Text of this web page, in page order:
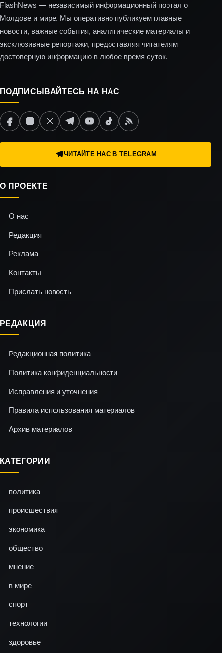
FlashNews — независимый информационный портал о
Молдове и мире. Мы оперативно публикуем главные
новости, важные события, аналитические материалы и
эксклюзивные репортажи, предоставляя читателям
достоверную информацию в любое время суток.
ПОДПИСЫВАЙТЕСЬ НА НАС
ЧИТАЙТЕ НАС В TELEGRAM
О ПРОЕКТЕ
О нас
Редакция
Реклама
Контакты
Прислать новость
РЕДАКЦИЯ
Редакционная политика
Политика конфиденциальности
Исправления и уточнения
Правила использования материалов
Архив материалов
КАТЕГОРИИ
политика
происшествия
экономика
общество
мнение
в мире
спорт
технологии
здоровье